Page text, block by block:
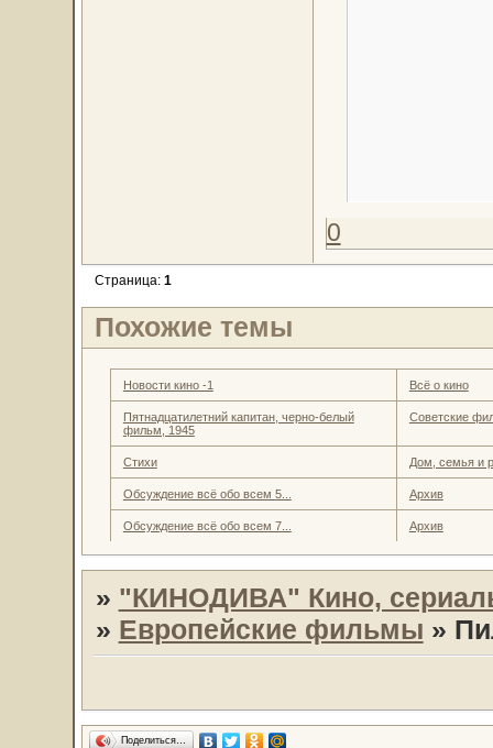
0
Страница: 1
Похожие темы
Новости кино -1 Всё о кино
Пятнадцатилетний капитан, черно-белый
фильм, 1945
Советские
Стихи Дом, семья и
Обсуждение всё обо всем 5... Архив
Обсуждение всё обо всем 7... Архив
» "КИНОДИВА" Кино,
» Европейские фильмы »
Поделиться…